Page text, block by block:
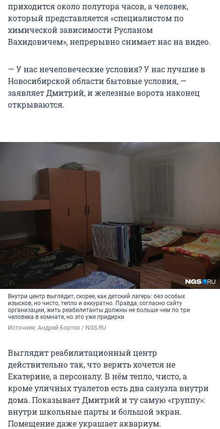
приходится около полутора часов, а человек,
который представляется «специалистом по
химической зависимости Русланом
Вахидовичем», непрерывно снимает нас на видео.
— У нас нечеловеческие условия? У нас лучшие в
Новосибирской области бытовые условия, —
заявляет Дмитрий, и железные ворота наконец
открываются.
Внутри центр выглядит, скорее, как детский лагерь: без особых
изысков, но чисто, тепло и аккуратно. Правда, согласно сайту
организации, жить реабилитанты должны не больше чем по три
человека в комнате, но это уже придирки
Источник: Андрей Бортко / NGS.RU
Выглядит реабилитационный центр
действительно так, что верить хочется не
Екатерине, а персоналу. В нём тепло, чисто, а
кроме уличных туалетов есть два санузла внутри
дома. Показывает Дмитрий и ту самую «группу»:
внутри школьные парты и большой экран.
Помещение даже украшает аквариум.